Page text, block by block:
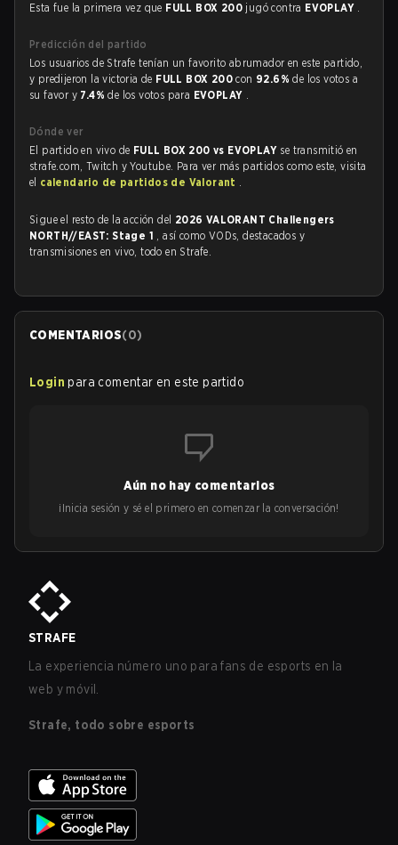
Esta fue la primera vez que FULL BOX 200 jugó contra EVOPLAY .
Predicción del partido
Los usuarios de Strafe tenían un favorito abrumador en este partido,
y predijeron la victoria de FULL BOX 200con 92.6%de los votos a
su favor y 7.4%de los votos para EVOPLAY .
Dónde ver
El partido en vivo de FULL BOX 200 vs EVOPLAY se transmitió en
strafe.com, Twitch y Youtube. Para ver más partidos como este, visita
el calendario de partidos de Valorant .
Sigue el resto de la acción del 2026 VALORANT Challengers
NORTH//EAST: Stage 1 , así como VODs, destacados y
transmisiones en vivo, todo en Strafe.
COMENTARIOS(0)
Login para comentar en este partido
Aún no hay comentarios
¡Inicia sesión y sé el primero en comenzar la conversación!
STRAFE
La experiencia número uno para fans de esports en la
web y móvil.
Strafe, todo sobre esports